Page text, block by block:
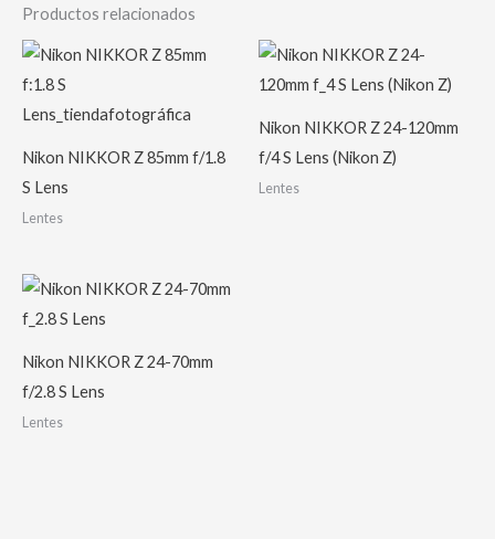
Productos relacionados
Nikon NIKKOR Z 85mm f/1.8
S Lens
Lentes
Nikon NIKKOR Z 24-120mm
f/4 S Lens (Nikon Z)
Lentes
Nikon NIKKOR Z 24-70mm
f/2.8 S Lens
Lentes